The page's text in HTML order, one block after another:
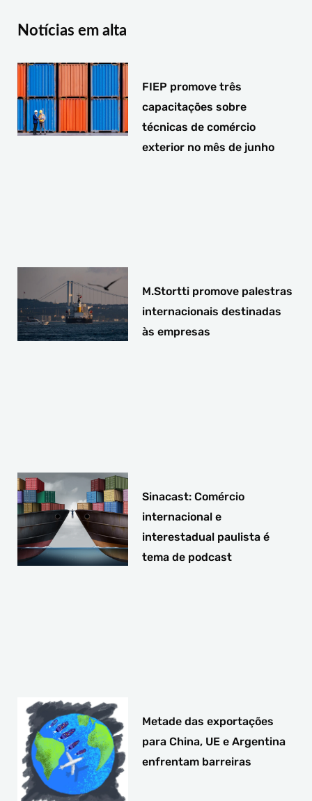
a
m
k
-
Notícias em alta
FIEP promove três
capacitações sobre
técnicas de comércio
exterior no mês de junho
M.Stortti promove palestras
internacionais destinadas
às empresas
Sinacast: Comércio
internacional e
interestadual paulista é
tema de podcast
Metade das exportações
para China, UE e Argentina
enfrentam barreiras